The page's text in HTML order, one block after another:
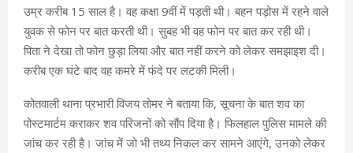
उम्र करीब 15 साल है। वह कक्षा 9वीं में पड़ती थी। बहन पड़ोस में रहने वाले
युवक से फोन पर बात करती थी। सुबह भी वह फोन पर बात कर रही थी।
पिता ने देखा तो फोन छुड़ा लिया और बात नहीं करने को लेकर समझाइश दी।
करीब एक घंटे बाद वह कमरे में फंदे पर लटकी मिली।
कोतवाली थाना प्रभारी विजय तोमर ने बताया कि, सूचना के बात शव का
पोस्टमार्टम कराकर शव परिजनों को सौंप दिया है। फिलहाल पुलिस मामले की
जांच कर रही है। जांच में जो भी तथ्य निकल कर सामने आएंगे, उनको लेकर